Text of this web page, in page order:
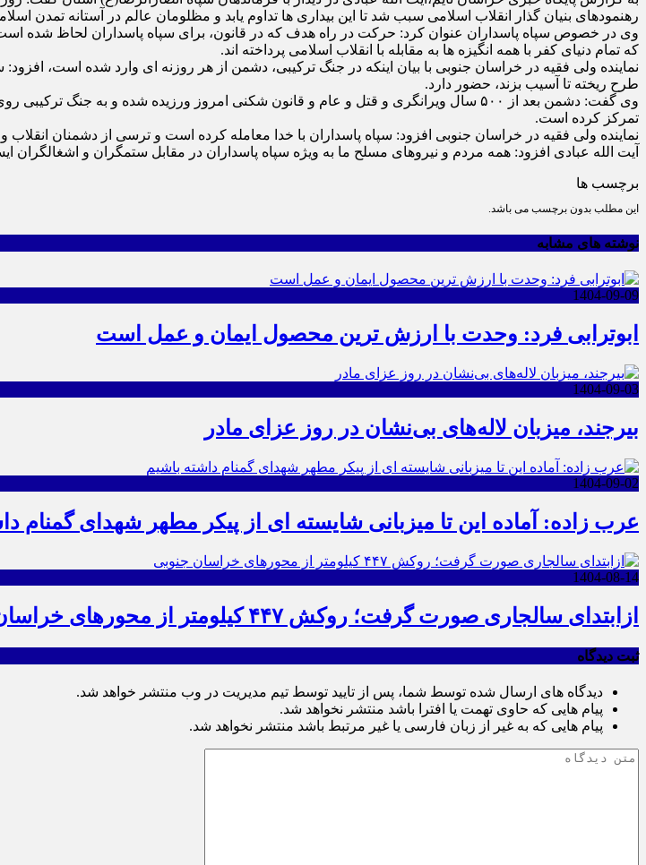
رهنمودهای بنیان گذار انقلاب اسلامی سبب شد تا این بیداری ها تداوم یابد و مظلومان عالم در آستانه تمدن
وی در خصوص سپاه پاسداران عنوان کرد: حرکت در راه هدف که در قانون، برای سپاه پاسداران لحاظ شده
که تمام دنیای کفر با همه انگیزه ها به مقابله با انقلاب اسلامی پرداخته اند.
نماینده ولی فقیه در خراسان جنوبی با بیان اینکه در جنگ ترکیبی، دشمن از هر روزنه ای وارد شده است،
طرح ریخته تا آسیب بزند، حضور دارد.
وی گفت: دشمن بعد از ۵۰۰ سال ویرانگری و قتل و عام و قانون شکنی امروز ورزیده شده و به
تمرکز کرده است.
نماینده ولی فقیه در خراسان جنوبی افزود: سپاه پاسداران با خدا معامله کرده است و ترسی از دشمنان انقلاب و
آیت الله عبادی افزود: همه مردم و نیروهای مسلح ما به ویژه سپاه پاسداران در مقابل ستمگران و اشغالگران
برچسب ها
این مطلب بدون برچسب می باشد.
نوشته های مشابه
1404-09-09
ابوترابی فرد: وحدت با ارزش ترین محصول ایمان و عمل است
1404-09-03
بیرجند، میزبان لاله‌های بی‌نشان در روز عزای مادر
1404-09-02
عرب زاده: آماده این تا میزبانی شایسته ای از پیکر مطهر شهدای گمنام
1404-08-14
ازابتدای سالجاری صورت گرفت؛ روکش ۴۴۷ کیلومتر از محورهای خراسان جنوبی
ثبت دیدگاه
دیدگاه های ارسال شده توسط شما، پس از تایید توسط تیم مدیریت در وب منتشر خواهد شد.
پیام هایی که حاوی تهمت یا افترا باشد منتشر نخواهد شد.
پیام هایی که به غیر از زبان فارسی یا غیر مرتبط باشد منتشر نخواهد شد.